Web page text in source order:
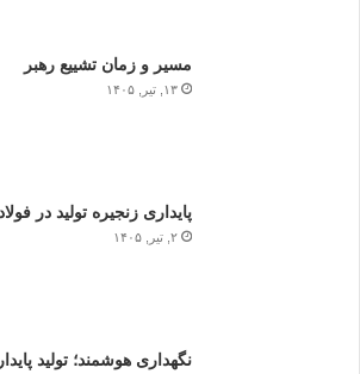
مسیر و زمان تشییع رهبر
۱۳, تیر, ۱۴۰۵
پایداری زنجیره تولید در
۲, تیر, ۱۴۰۵
نگهداری هوشمند؛ تولید